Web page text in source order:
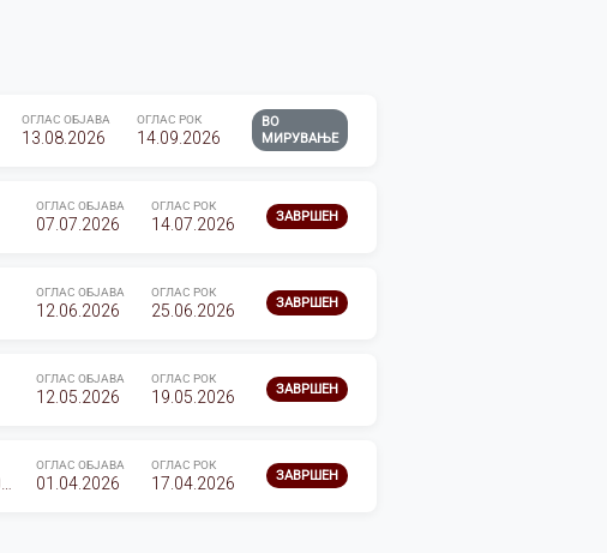
ОГЛАС ОБЈАВА
13.08.2026
ОГЛАС РОК
14.09.2026
ВО
МИРУВАЊЕ
ОГЛАС ОБЈАВА
07.07.2026
ОГЛАС РОК
14.07.2026 ЗАВРШЕН
ОГЛАС ОБЈАВА
12.06.2026
ОГЛАС РОК
25.06.2026 ЗАВРШЕН
ОГЛАС ОБЈАВА
12.05.2026
ОГЛАС РОК
19.05.2026 ЗАВРШЕН
ОГЛАС ОБЈАВА
01.04.2026
ОГЛАС РОК
17.04.2026 ЗАВРШЕН